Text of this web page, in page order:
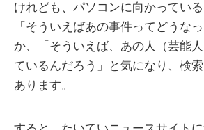
けれども、パソコンに向かっている
「そういえばあの事件ってどうな
か、「そういえば、あの人（芸能
ているんだろう」と気になり、検
あります。